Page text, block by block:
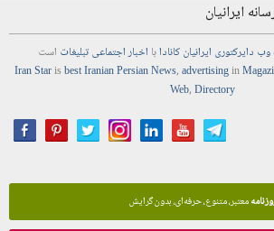
وب دایرکتوری ایرانیان کانادابا اخباراجتماعیتبلیغات است
Iran Starisbest Iranian PersianNews,advertisingin
Web,Directory
معتبر، متنوع، حرفه‌ای، بدون گرایش